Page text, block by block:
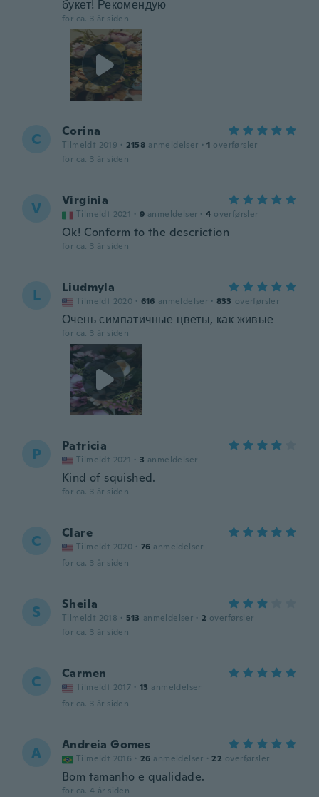
букет! Рекомендую
for ca. 3 år siden
C Corina
Tilmeldt 2019 · 2158 anmeldelser · 1 overførsler
for ca. 3 år siden
V Virginia
Tilmeldt 2021 · 9 anmeldelser · 4 overførsler
Ok! Conform to the descriction
for ca. 3 år siden
L Liudmyla
Tilmeldt 2020 · 616 anmeldelser · 833 overførsler
Очень симпатичные цветы, как живые
for ca. 3 år siden
P Patricia
Tilmeldt 2021 · 3 anmeldelser
Kind of squished.
for ca. 3 år siden
C Clare
Tilmeldt 2020 · 76 anmeldelser
for ca. 3 år siden
S Sheila
Tilmeldt 2018 · 513 anmeldelser · 2 overførsler
for ca. 3 år siden
C Carmen
Tilmeldt 2017 · 13 anmeldelser
for ca. 3 år siden
A Andreia Gomes
Tilmeldt 2016 · 26 anmeldelser · 22 overførsler
Bom tamanho e qualidade.
for ca. 4 år siden